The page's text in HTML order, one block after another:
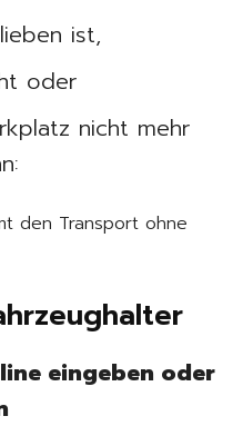
ist,
oder
nicht mehr
den Transport ohne
eingeben oder